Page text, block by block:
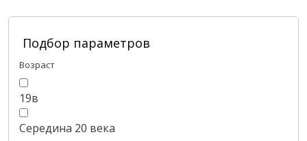
Подбор параметров
Возраст
19в
Середина 20 века